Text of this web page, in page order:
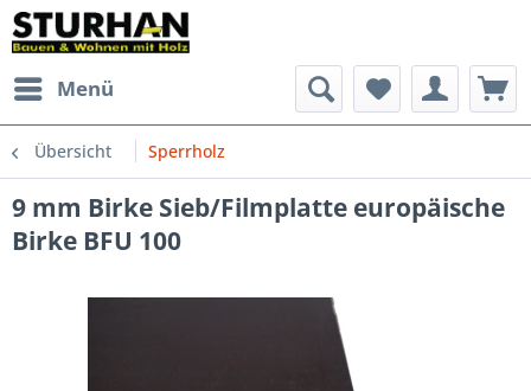
Menü
Übersicht Sperrholz
9 mm Birke Sieb/Filmplatte europäische
Birke BFU 100